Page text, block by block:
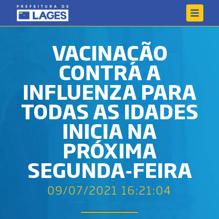
VACINAÇÃO
CONTRA A
INFLUENZA PARA
TODAS AS IDADES
INICIA NA
PRÓXIMA
SEGUNDA-FEIRA
09/07/2021 16:21:04